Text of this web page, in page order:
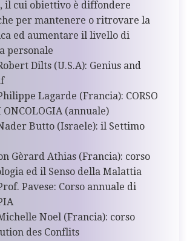
il cui obiettivo è diffondere
per mantenere o ritrovare la
ed aumentare il livello di
personale
Dilts (U.S.A): Genius and
Lagarde (Francia): CORSO
ONCOLOGIA (annuale)
Butto (Israele): il Settimo
Gèrard Athias (Francia): corso
ed il Senso della Malattia
Pavese: Corso annuale di
Noel (Francia): corso
des Conflits